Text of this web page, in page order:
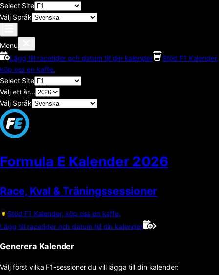
Select Site
Välj Språk
Menu
Lägg till racetider och datum till din kalender
Stöd F1 Kalender,
köp oss en kaffe.
Select Site
Välj ett år...
Välj Språk
Formula E Kalender 2026
Race, Kval & Träningssessioner
Stöd F1 Kalender, köp oss en kaffe.
Lägg till racetider och datum till din kalender
Generera Kalender
Välj först vilka F1-sessioner du vill lägga till din kalender: